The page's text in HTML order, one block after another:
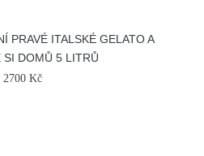
PRAVÉ ITALSKÉ GELATO A
SI DOMŮ 5 LITRŮ
2700 Kč